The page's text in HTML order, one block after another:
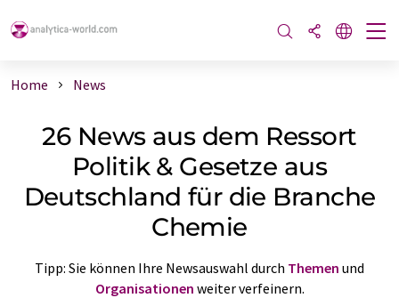
Home News
26 News aus dem Ressort
Politik & Gesetze aus
Deutschland für die Branche
Chemie
Tipp: Sie können Ihre Newsauswahl durch Themen und
Organisationen weiter verfeinern.